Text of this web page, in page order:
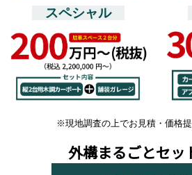
スペシャル
※現地調査の上でお見積・価格提
外構まるごとセッ